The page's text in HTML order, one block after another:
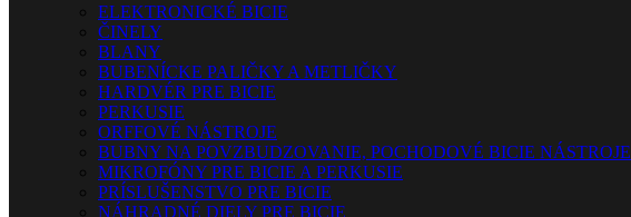
ELEKTRONICKÉ BICIE
ČINELY
BLANY
BUBENÍCKE PALIČKY A METLIČKY
HARDVÉR PRE BICIE
PERKUSIE
ORFFOVÉ NÁSTROJE
BUBNY NA POVZBUDZOVANIE, POCHODOVÉ BICIE NÁSTROJE
MIKROFÓNY PRE BICIE A PERKUSIE
PRÍSLUŠENSTVO PRE BICIE
NÁHRADNÉ DIELY PRE BICIE